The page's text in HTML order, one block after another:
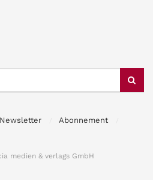
Newsletter
Abonnement
medien & verlags GmbH